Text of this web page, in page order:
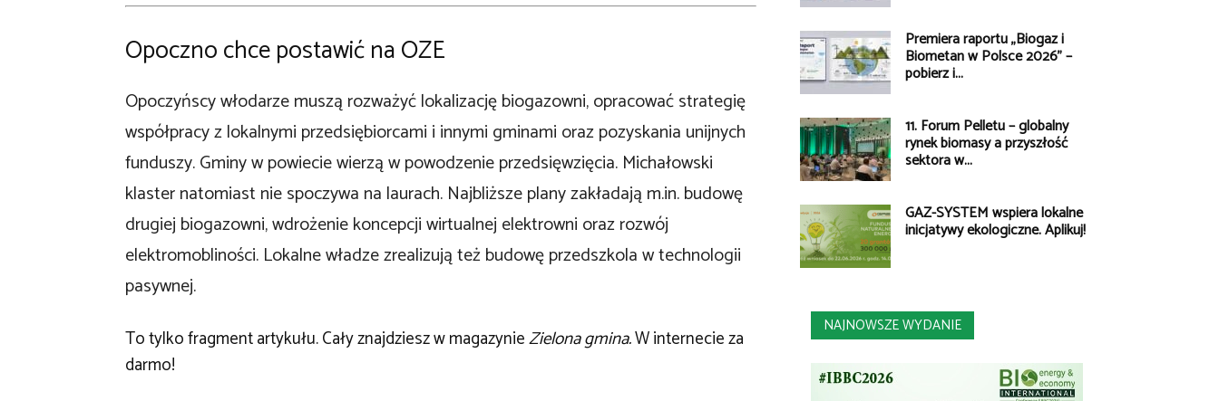
Opoczno chce postawić na OZE
Opoczyńscy włodarze muszą rozważyć lokalizację biogazowni, opracować strategię
współpracy z lokalnymi przedsiębiorcami i innymi gminami oraz pozyskania unijnych
funduszy. Gminy w powiecie wierzą w powodzenie przedsięwzięcia. Michałowski
klaster natomiast nie spoczywa na laurach. Najbliższe plany zakładają m.in. budowę
drugiej biogazowni, wdrożenie koncepcji wirtualnej elektrowni oraz rozwój
elektromobliności. Lokalne władze zrealizują też budowę przedszkola w technologii
pasywnej.
To tylko fragment artykułu. Cały znajdziesz w magazynieZielona gmina.W internecie za
darmo!
Premiera raportu „Biogaz i
Biometan w Polsce 2026” –
pobierz i...
11. Forum Pelletu – globalny
rynek biomasy a przyszłość
sektora w...
GAZ-SYSTEM wspiera lokalne
inicjatywy ekologiczne. Aplikuj!
NAJNOWSZE WYDANIE